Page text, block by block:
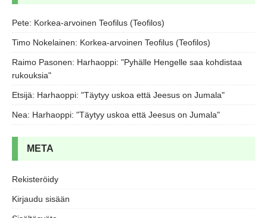
Pete: Korkea-arvoinen Teofilus (Teofilos)
Timo Nokelainen: Korkea-arvoinen Teofilus (Teofilos)
Raimo Pasonen: Harhaoppi: "Pyhälle Hengelle saa kohdistaa
rukouksia"
Etsijä: Harhaoppi: "Täytyy uskoa että Jeesus on Jumala"
Nea: Harhaoppi: "Täytyy uskoa että Jeesus on Jumala"
META
Rekisteröidy
Kirjaudu sisään